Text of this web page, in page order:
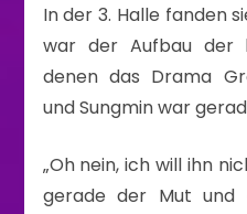
In der 3. Halle fanden
war der Aufbau der
denen das Drama
und Sungmin war
„Oh nein, ich will ihn
gerade der Mut und